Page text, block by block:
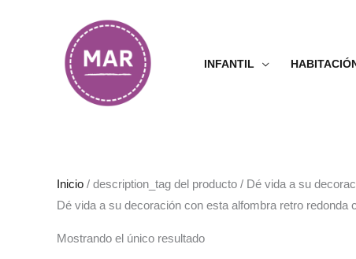
INFANTIL
Inicio / description_tag del producto / Dé vida a su
Dé vida a su decoración con esta alfombra retro
Mostrando el único resultado